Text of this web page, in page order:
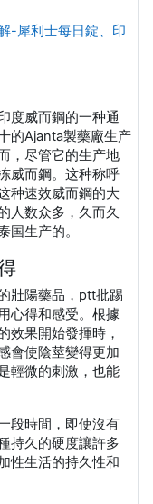
-犀利士每日錠、印
度威而鋼的一种通
的Ajanta製藥廠生产
，尽管它的生产地
威而鋼。这种称呼
种速效威而鋼的大
人数众多，久而久
国生产的。
壯陽藥品，ptt批踢
心得和感受。根據
效果開始發揮時，
會使陰莖變得更加
輕微的刺激，也能
段時間，即使沒有
持久的硬度讓許多
性生活的持久性和